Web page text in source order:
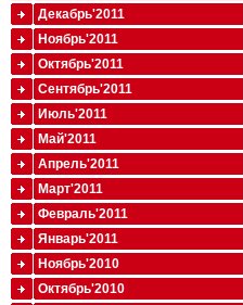
Декабрь'2011
Ноябрь'2011
Октябрь'2011
Сентябрь'2011
Июль'2011
Май'2011
Апрель'2011
Март'2011
Февраль'2011
Январь'2011
Ноябрь'2010
Октябрь'2010